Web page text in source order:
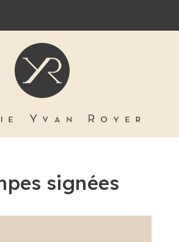
signées